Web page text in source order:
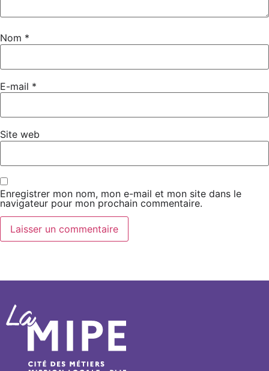
Nom *
E-mail *
Site web
Enregistrer mon nom, mon e-mail et mon site dans le
navigateur pour mon prochain commentaire.